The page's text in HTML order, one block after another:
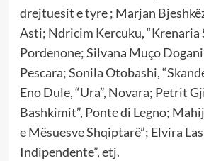
drejtuesit e tyre ; Marjan
Asti; Ndricim Kercuku, “Krenaria
Pordenone; Silvana Muço
Pescara; Sonila Otobashi,
Eno Dule, “Ura”, Novara; Petrit
Bashkimit”, Ponte di Legno;
e Mësuesve Shqiptarë”; Elvira
Indipendente”, etj.